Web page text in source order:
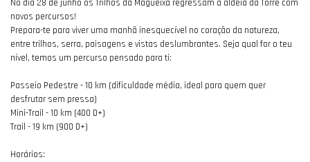
No dia 28 de junho os Trilhos da Magueixa regressam à aldeia da Torre com
novos percursos!
Prepara-te para viver uma manhã inesquecível no coração da natureza,
entre trilhos, serra, paisagens e vistas deslumbrantes. Seja qual for o teu
nível, temos um percurso pensado para ti:
Passeio Pedestre - 10 km (dificuldade média, ideal para quem quer
desfrutar sem pressa)
Mini-Trail - 10 km (400 D+)
Trail - 19 km (900 D+)
Horários: